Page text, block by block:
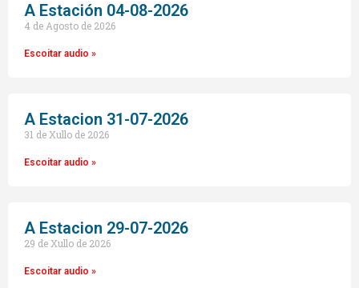
A Estación 04-08-2026
4 de Agosto de 2026
Escoitar audio »
A Estacion 31-07-2026
31 de Xullo de 2026
Escoitar audio »
A Estacion 29-07-2026
29 de Xullo de 2026
Escoitar audio »